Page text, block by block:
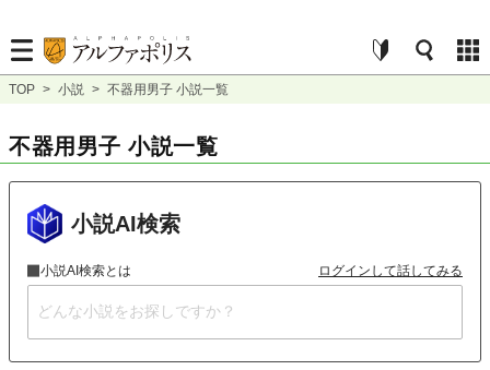
TOP > 小説 > 不器用男子 小説一覧
不器用男子 小説一覧
小説AI検索
小説AI検索とは ログインして話してみる